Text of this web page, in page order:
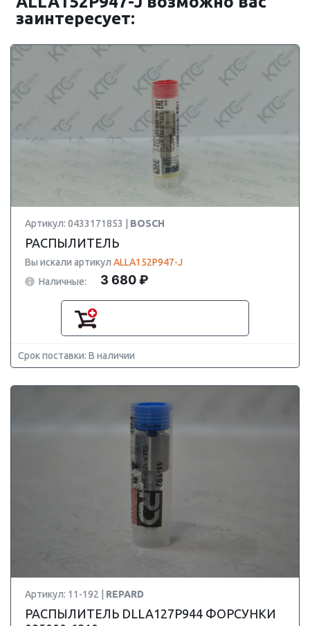
заинтересует:
Артикул: 0433171853 | BOSCH
РАСПЫЛИТЕЛЬ
Вы искали артикул ALLA152P947-J
Наличные:
3 680 ₽
Срок поставки: В наличии
Артикул: 11-192 | REPARD
РАСПЫЛИТЕЛЬ DLLA127P944 ФОРСУНКИ